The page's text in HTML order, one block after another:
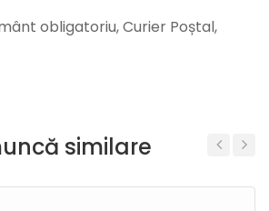
obligatoriu, Curier Poștal,
similare